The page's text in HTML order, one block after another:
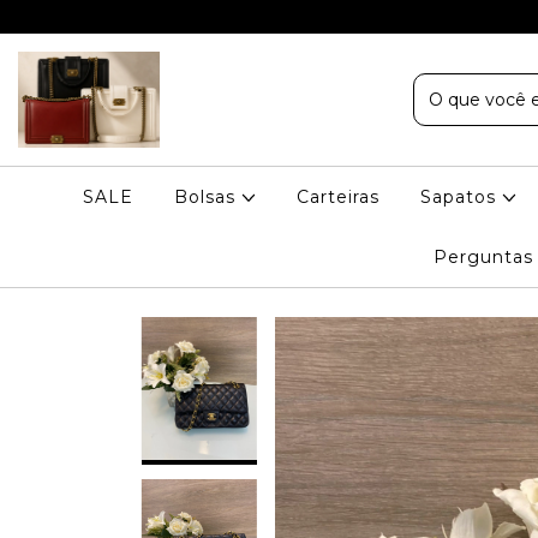
SALE Bolsas Carteiras Sapatos